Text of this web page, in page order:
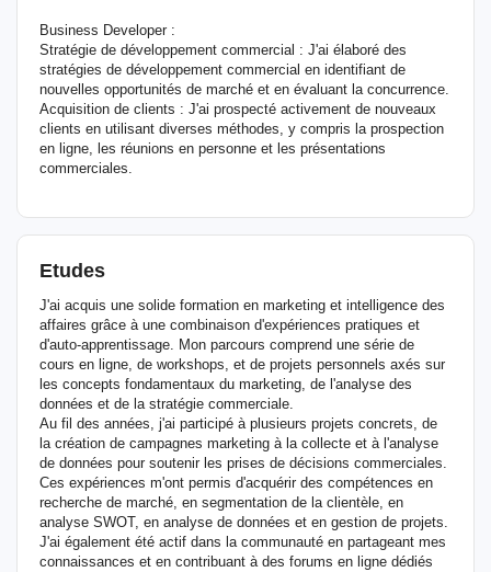
Business Developer :
Stratégie de développement commercial : J'ai élaboré des
stratégies de développement commercial en identifiant de
nouvelles opportunités de marché et en évaluant la concurrence.
Acquisition de clients : J'ai prospecté activement de nouveaux
clients en utilisant diverses méthodes, y compris la prospection
en ligne, les réunions en personne et les présentations
commerciales.
Etudes
J'ai acquis une solide formation en marketing et intelligence des
affaires grâce à une combinaison d'expériences pratiques et
d'auto-apprentissage. Mon parcours comprend une série de
cours en ligne, de workshops, et de projets personnels axés sur
les concepts fondamentaux du marketing, de l'analyse des
données et de la stratégie commerciale.
Au fil des années, j'ai participé à plusieurs projets concrets, de
la création de campagnes marketing à la collecte et à l'analyse
de données pour soutenir les prises de décisions commerciales.
Ces expériences m'ont permis d'acquérir des compétences en
recherche de marché, en segmentation de la clientèle, en
analyse SWOT, en analyse de données et en gestion de projets.
J'ai également été actif dans la communauté en partageant mes
connaissances et en contribuant à des forums en ligne dédiés